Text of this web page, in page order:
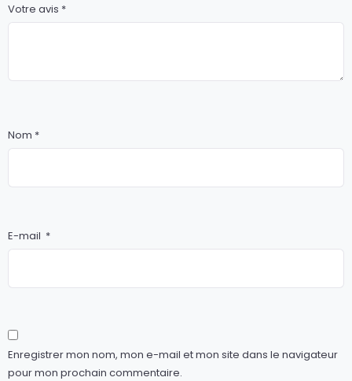
Votre avis *
Nom *
E-mail *
Enregistrer mon nom, mon e-mail et mon site dans le navigateur
pour mon prochain commentaire.